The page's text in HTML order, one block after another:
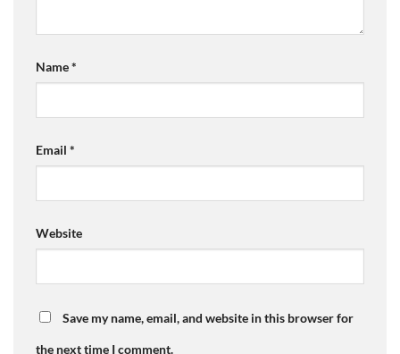
Name*
Email *
Website
Save my name, email, and website in this browser for
the next time I comment.